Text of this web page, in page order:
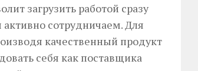
загрузить работой сразу
сотрудничаем. Для
качественный продукт
себя как поставщика